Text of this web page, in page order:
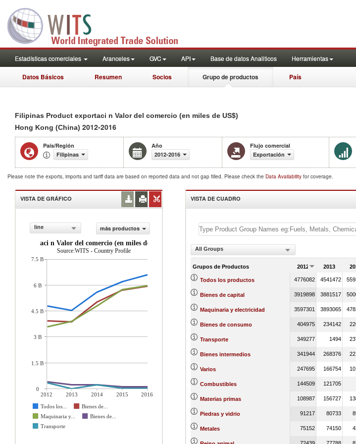
Estadísticas comerciales Aranceles GVC API Base de datos Analiticos Herramientas
Datos Básicos Resumen Socios Grupo de productos País
Filipinas Product exportaci n Valor del comercio (en miles de US$)
Hong Kong (China) 2012-2016
País/Región
Filipinas
Año
2012-2016
Flujo comercial
Exportación
Please note the exports, imports and tariff data are based on reported data and not gap filled. Please check the Data Availability for coverage.
VISTA DE GRÁFICO
line
más productos
exportaci n Valor del comercio (en miles de US$)
Source:WITS - Country Profile
2012 2013 2014 2015
2016
Todos los...
Bienes de...
Maquinaria y...
Bienes de...
Transporte
7.5 B
6 B
4.5 B
3 B
1.5 B
0
VISTA DE CUADRO
All Groups
Grupos de Productos 2012 2013
Todos los productos 4776082 4541472
Bienes de capital 3919898 3881517
Maquinaria y electricidad 3597301 3893065
Bienes de consumo 404975 234142
Transporte 349277 1494
Bienes intermedios 341944 268376
Varios 247695 166754
Combustibles 144509 121705
Materias primas 108987 156727
Piedras y vidrio 91217 80733
Metales 75152 74150
72439 77788